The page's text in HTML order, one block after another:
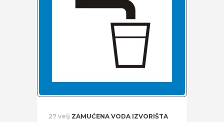
27 velj ZAMUĆENA VODA IZVORIŠTA